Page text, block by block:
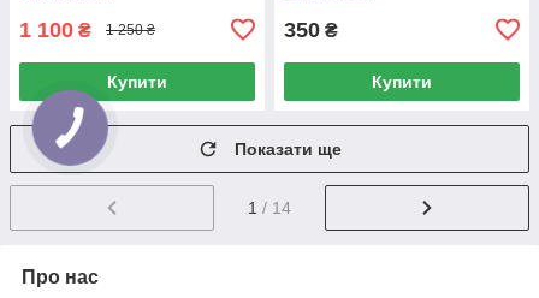
1 100 ₴ 1 250 ₴
Купити
350 ₴
Купити
Показати ще
1 / 14
Про нас